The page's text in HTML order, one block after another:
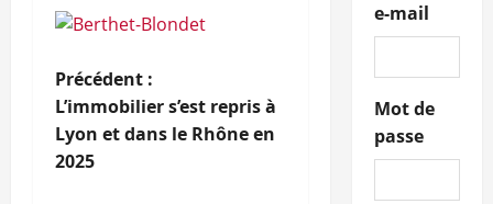
N
a
v
Précédent :
L’immobilier s’est repris à
Lyon et dans le Rhône en
2025
e-mail
Mot de
passe